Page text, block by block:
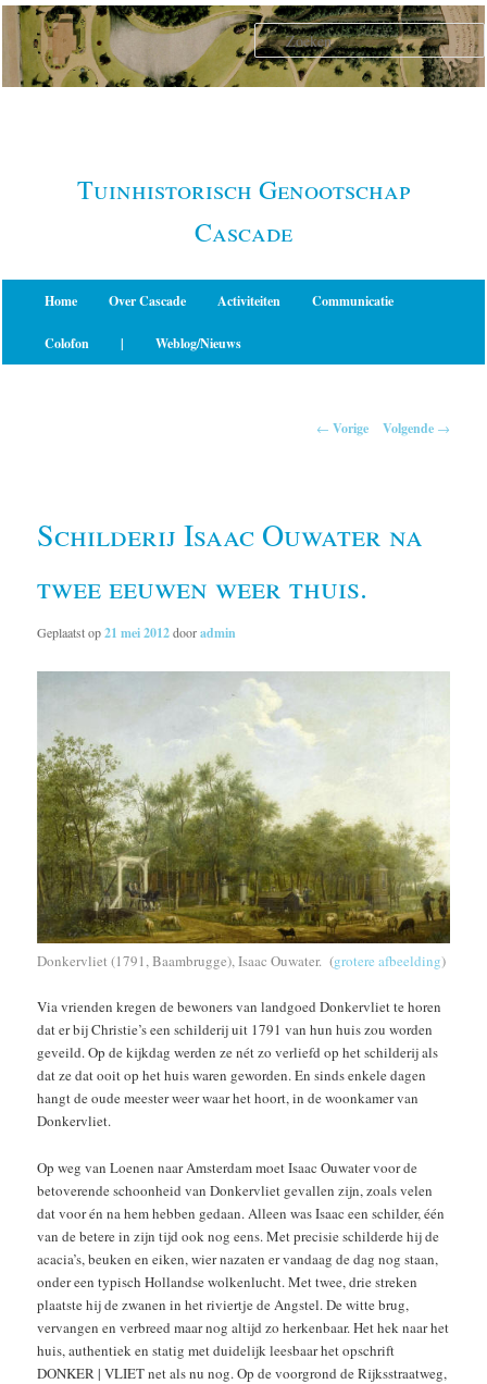
Spring
naar
primaire
Tuinhistorisch Genootschap
Cascade
Home Over Cascade Activiteiten Communicatie
Colofon | Weblog/Nieuws
← Vorige Volgende →
Schilderij Isaac Ouwater na
twee eeuwen weer thuis.
Geplaatst op21 mei 2012dooradmin
Donkervliet (1791, Baambrugge), Isaac Ouwater. (grotere afbeelding)
Via vrienden kregen de bewoners van landgoed Donkervliet te horen
dat er bij Christie’s een schilderij uit 1791 van hun huis zou worden
geveild. Op de kijkdag werden ze nét zo verliefd op het schilderij als
dat ze dat ooit op het huis waren geworden. En sinds enkele dagen
hangt de oude meester weer waar het hoort, in de woonkamer van
Donkervliet.
Op weg van Loenen naar Amsterdam moet Isaac Ouwater voor de
betoverende schoonheid van Donkervliet gevallen zijn, zoals velen
dat voor én na hem hebben gedaan. Alleen was Isaac een schilder, één
van de betere in zijn tijd ook nog eens. Met precisie schilderde hij de
acacia’s, beuken en eiken, wier nazaten er vandaag de dag nog staan,
onder een typisch Hollandse wolkenlucht. Met twee, drie streken
plaatste hij de zwanen in het riviertje de Angstel. De witte brug,
vervangen en verbreed maar nog altijd zo herkenbaar. Het hek naar het
huis, authentiek en statig met duidelijk leesbaar het opschrift
DONKER | VLIET net als nu nog. Op de voorgrond de Rijksstraatweg,